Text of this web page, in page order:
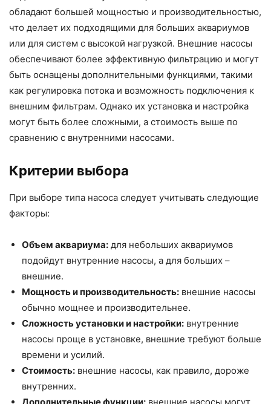
обладают большей мощностью и производительностью,
что делает их подходящими для больших аквариумов
или для систем с высокой нагрузкой. Внешние насосы
обеспечивают более эффективную фильтрацию и могут
быть оснащены дополнительными функциями, такими
как регулировка потока и возможность подключения к
внешним фильтрам. Однако их установка и настройка
могут быть более сложными, а стоимость выше по
сравнению с внутренними насосами.
Критерии выбора
При выборе типа насоса следует учитывать следующие
факторы:
Объем аквариума: для небольших аквариумов
подойдут внутренние насосы, а для больших –
внешние.
Мощность и производительность: внешние насосы
обычно мощнее и производительнее.
Сложность установки и настройки: внутренние
насосы проще в установке, внешние требуют больше
времени и усилий.
Стоимость: внешние насосы, как правило, дороже
внутренних.